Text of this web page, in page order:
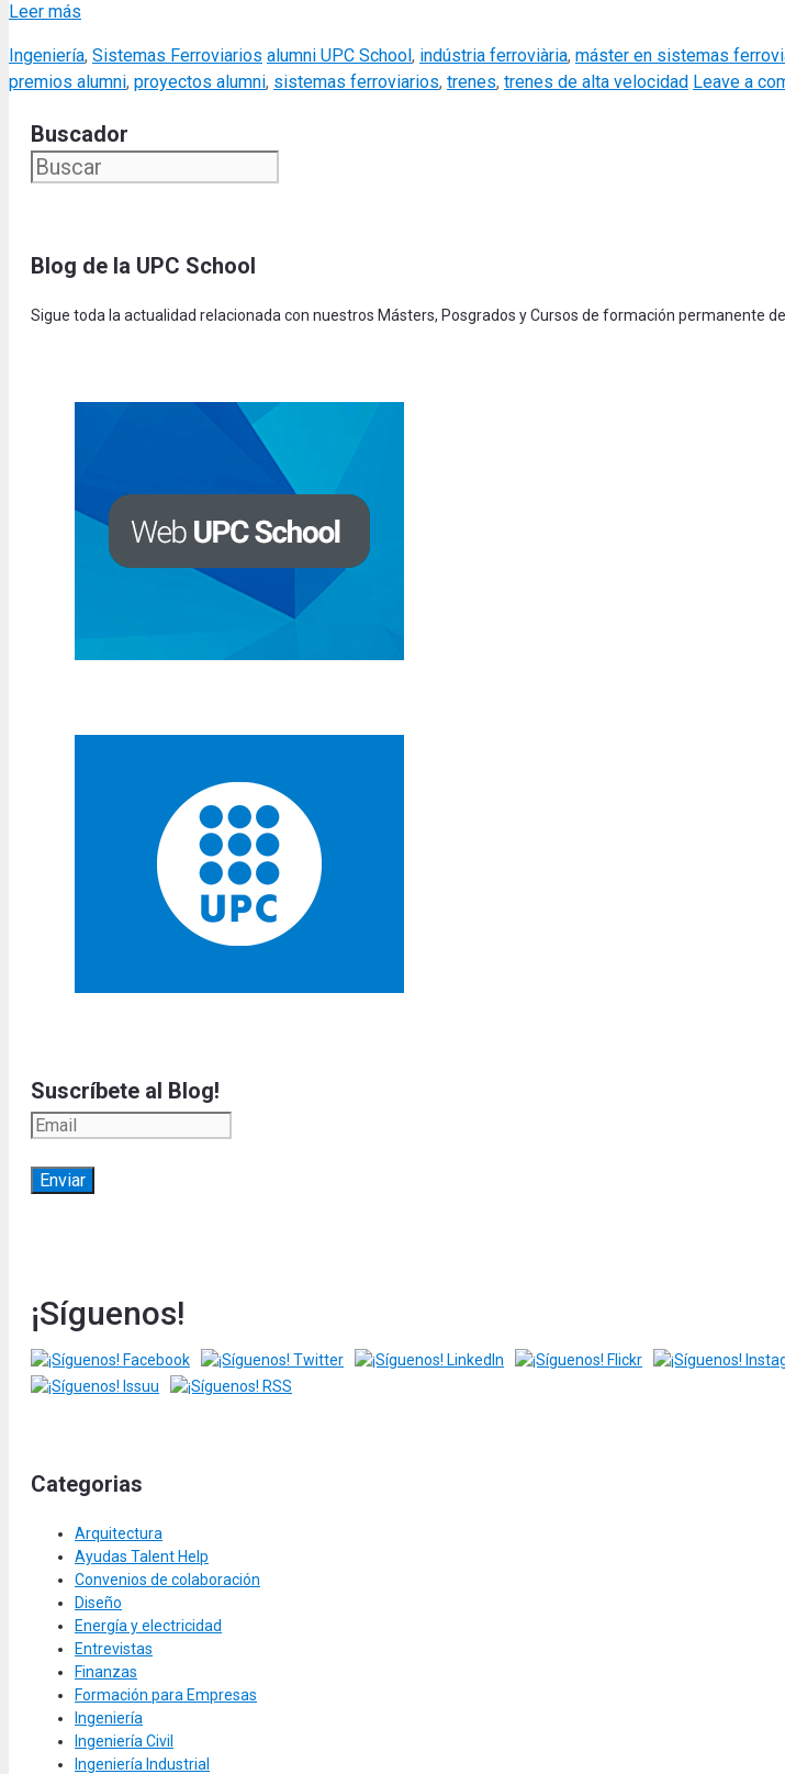
Leer más
Categories
Ingeniería, Sistemas Ferroviarios Tags
alumni UPC School, indústria ferroviària, máster en sistemas
premios alumni, proyectos alumni, sistemas ferroviarios, trenes, trenes de alta velocidad Leave a
Buscador
Blog de la UPC School
Sigue toda la actualidad relacionada con nuestros Másters, Posgrados y Cursos de formación permanente de
Suscríbete al Blog!
¡Síguenos!
Categorias
Arquitectura
Ayudas Talent Help
Convenios de colaboración
Diseño
Energía y electricidad
Entrevistas
Finanzas
Formación para Empresas
Ingeniería
Ingeniería Civil
Ingeniería Industrial